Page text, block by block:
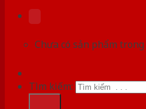
Chưa có sản phẩm
Tìm kiếm: